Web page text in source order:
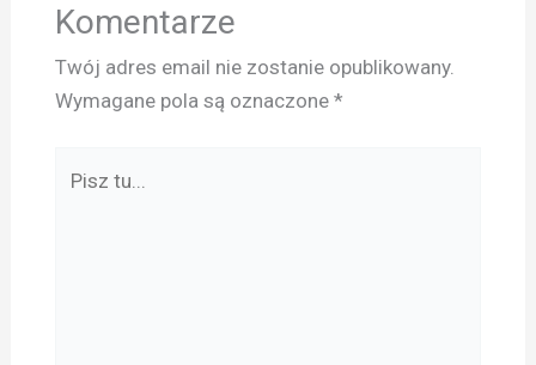
Komentarze
Twój adres email nie zostanie opublikowany.
Wymagane pola są oznaczone *